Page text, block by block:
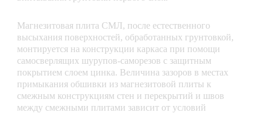
Магнезитовая плита СМЛ, после естественного
высыхания поверхностей, обработанных грунтовкой,
монтируется на конструкции каркаса при помощи
самосверлящих шурупов-саморезов с защитным
покрытием слоем цинка. Величина зазоров в местах
примыкания обшивки из магнезитовой плиты к
смежным конструкциям стен и перекрытий и швов
между смежными плитами зависит от условий